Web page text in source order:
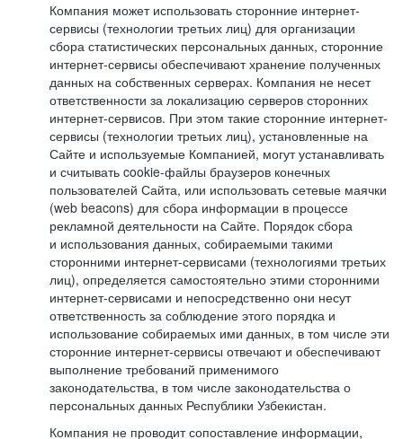
Компания может использовать сторонние интернет-
сервисы (технологии третьих лиц) для организации
сбора статистических персональных данных, сторонние
интернет-сервисы обеспечивают хранение полученных
данных на собственных серверах. Компания не несет
ответственности за локализацию серверов сторонних
интернет-сервисов. При этом такие сторонние интернет-
сервисы (технологии третьих лиц), установленные на
Сайте и используемые Компанией, могут устанавливать
и считывать cookie-файлы браузеров конечных
пользователей Сайта, или использовать сетевые маячки
(web beacons) для сбора информации в процессе
рекламной деятельности на Сайте. Порядок сбора
и использования данных, собираемыми такими
сторонними интернет-сервисами (технологиями третьих
лиц), определяется самостоятельно этими сторонними
интернет-сервисами и непосредственно они несут
ответственность за соблюдение этого порядка и
использование собираемых ими данных, в том числе эти
сторонние интернет-сервисы отвечают и обеспечивают
выполнение требований применимого
законодательства, в том числе законодательства о
персональных данных Республики Узбекистан.
Компания не проводит сопоставление информации,